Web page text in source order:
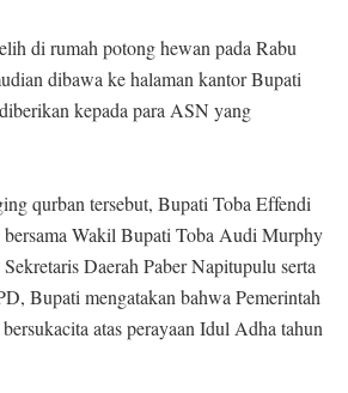
di rumah potong hewan pada Rabu
dibawa ke halaman kantor Bupati
kepada para ASN yang
qurban tersebut, Bupati Toba Effendi
Wakil Bupati Toba Audi Murphy
Daerah Paber Napitupulu serta
Bupati mengatakan bahwa Pemerintah
atas perayaan Idul Adha tahun